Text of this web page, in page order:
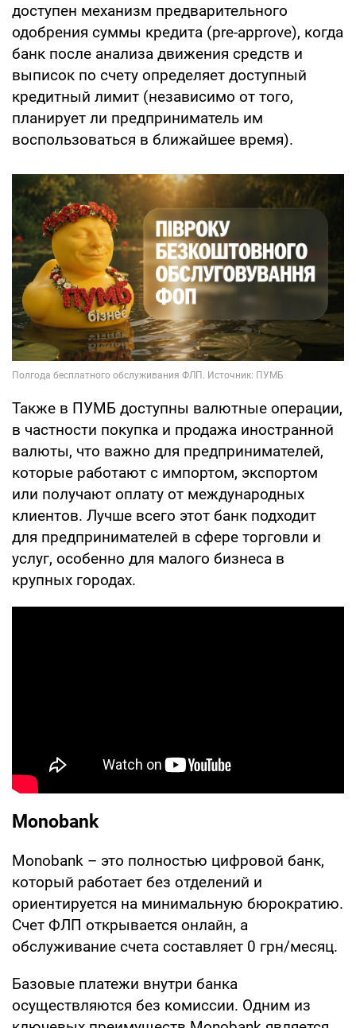
доступен механизм предварительного
одобрения суммы кредита (pre-approve), когда
банк после анализа движения средств и
выписок по счету определяет доступный
кредитный лимит (независимо от того,
планирует ли предприниматель им
воспользоваться в ближайшее время).
Также в ПУМБ доступны валютные операции,
в частности покупка и продажа иностранной
валюты, что важно для предпринимателей,
которые работают с импортом, экспортом
или получают оплату от международных
клиентов. Лучше всего этот банк подходит
для предпринимателей в сфере торговли и
услуг, особенно для малого бизнеса в
крупных городах.
Monobank
Monobank – это полностью цифровой банк,
который работает без отделений и
ориентируется на минимальную бюрократию.
Счет ФЛП открывается онлайн, а
обслуживание счета составляет 0 грн/месяц.
Базовые платежи внутри банка
осуществляются без комиссии. Одним из